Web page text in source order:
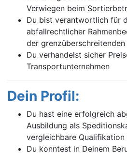
Verwiegen beim
Du bist verantwortlich für
abfallrechtlicher
der
Du verhandelst sicher
Transportunternehmen
Dein Profil:
Du hast eine erfolgreich
Ausbildung als
vergleichbare
Du konntest in Deinem